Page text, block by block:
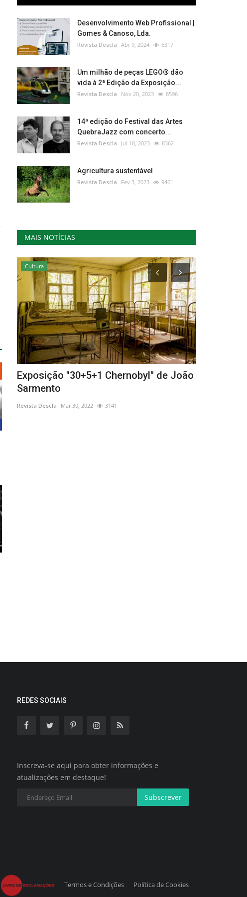
Desenvolvimento Web Profissional |
Gomes & Canoso, Lda.
Revista Descla Abr 9, 2024 6317
Um milhão de peças LEGO® dão
vida à 2ª Edição da Exposição...
Revista Descla Nov 20, 2023 8596
14ª edição do Festival das Artes
QuebraJazz com concerto...
Revista Descla Jul 18, 2023 8362
Agricultura sustentável
Revista Descla Fev 3, 2023 9461
MAIS NOTÍCIAS
Cultura
Exposição "30+5+1 Chernobyl" de João
Sarmento
Revista Descla Mar 30, 2022 3141
REDES SOCIAIS
Inscreva-se aqui para obter informações e
atualizações em destaque!
Subscrever
Termos e Condições Política de Cookies